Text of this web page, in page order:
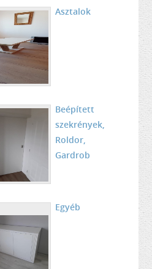
Asztalok
Beépített
szekrények,
Roldor,
Gardrob
Egyéb